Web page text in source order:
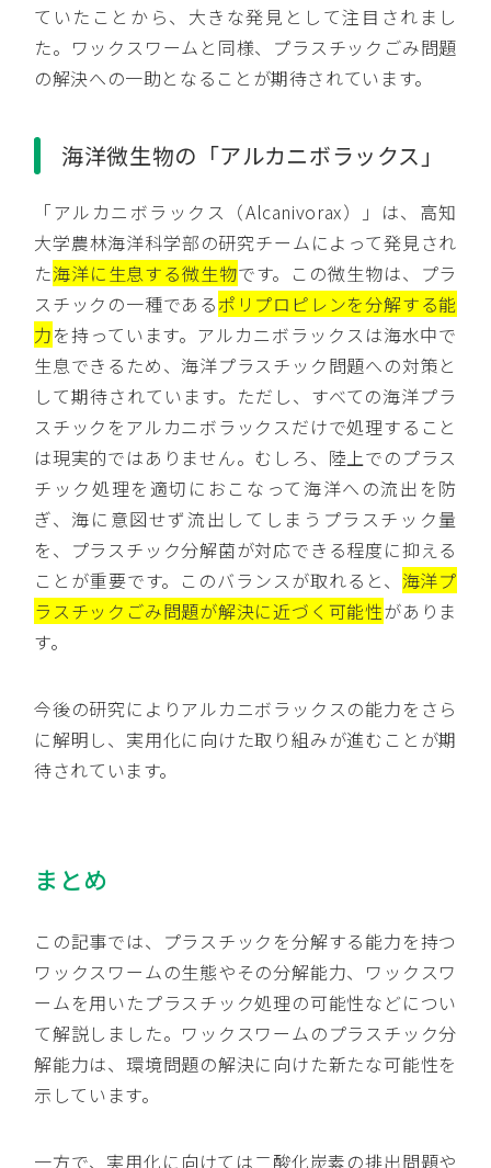
ていたことから、大きな発見として注目されまし
た。ワックスワームと同様、プラスチックごみ問題
の解決への一助となることが期待されています。
海洋微生物の「アルカニボラックス」
「アルカニボラックス（Alcanivorax）」は、高知
大学農林海洋科学部の研究チームによって発見され
た海洋に生息する微生物です。この微生物は、プラ
スチックの一種であるポリプロピレンを分解する能
力を持っています。アルカニボラックスは海水中で
生息できるため、海洋プラスチック問題への対策と
して期待されています。ただし、すべての海洋プラ
スチックをアルカニボラックスだけで処理すること
は現実的ではありません。むしろ、陸上でのプラス
チック処理を適切におこなって海洋への流出を防
ぎ、海に意図せず流出してしまうプラスチック量
を、プラスチック分解菌が対応できる程度に抑える
ことが重要です。このバランスが取れると、 海洋プ
ラスチックごみ問題が解決に近づく可能性がありま
す。
今後の研究によりアルカニボラックスの能力をさら
に解明し、実用化に向けた取り組みが進むことが期
待されています。
まとめ
この記事では、プラスチックを分解する能力を持つ
ワックスワームの生態やその分解能力、ワックスワ
ームを用いたプラスチック処理の可能性などについ
て解説しました。ワックスワームのプラスチック分
解能力は、環境問題の解決に向けた新たな可能性を
示しています。
一方で、実用化に向けては二酸化炭素の排出問題や